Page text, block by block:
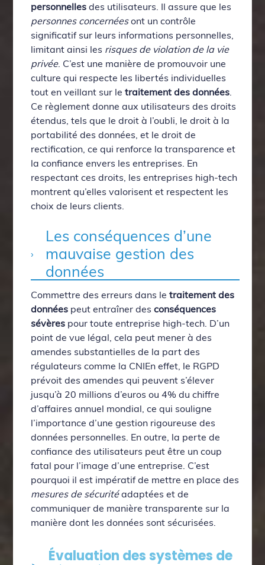
personnelles des utilisateurs. Il assure que les
personnes concernéesont un contrôle
significatif sur leurs informations personnelles,
limitant ainsi les risques de violation de la vie
privée. C’est une manière de promouvoir une
culture qui respecte les libertés individuelles
tout en veillant sur letraitement des données.
Ce règlement donne aux utilisateurs des droits
étendus, tels que le droit à l’oubli, le droit à la
portabilité des données, et le droit de
rectification, ce qui renforce la transparence et
la confiance envers les entreprises. En
respectant ces droits, les entreprises high-tech
montrent qu’elles valorisent et respectent les
choix de leurs clients.
Les conséquences d’une
mauvaise gestion des
données
Commettre des erreurs dans letraitement des
données peut entraîner desconséquences
sévères pour toute entreprise high-tech. D’un
point de vue légal, cela peut mener à des
amendes substantielles de la part des
régulateurs comme la CNIEn effet, le RGPD
prévoit des amendes qui peuvent s’élever
jusqu’à 20 millions d’euros ou 4% du chiffre
d’affaires annuel mondial, ce qui souligne
l’importance d’une gestion rigoureuse des
données personnelles. En outre, la perte de
confiance des utilisateurs peut être un coup
fatal pour l’image d’une entreprise. C’est
pourquoi il est impératif de mettre en place des
mesures de sécuritéadaptées et de
communiquer de manière transparente sur la
manière dont les données sont sécurisées.
Évaluation des systèmes de